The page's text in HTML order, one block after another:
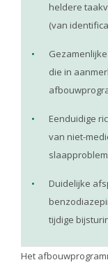
heldere
(van
die in
Eenduidige
van niet-
Duidelijke
tijdige
Het